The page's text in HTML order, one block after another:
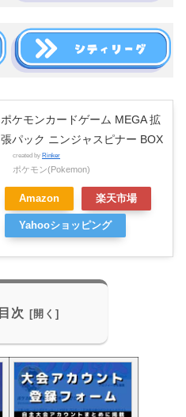
ポケモンカードゲーム MEGA 拡
張パック ニンジャスピナー BOX
created by Rinker
ポケモン(Pokemon)
Amazon 楽天市場
Yahooショッピング
目次